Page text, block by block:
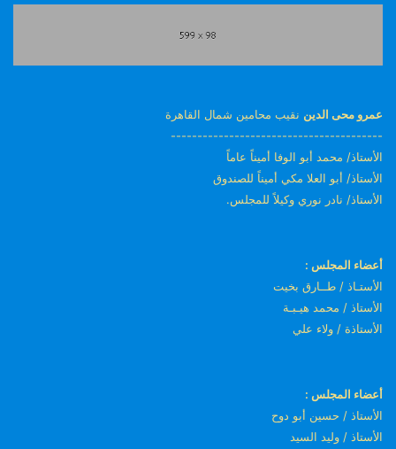
عمرو محى الدين نقيب محامين شمال القاهرة
----------------------------------------
الأستاذ/ محمد أبو الوفا أميناً عاماً
الأستاذ/ أبو العلا مكي أميناً للصندوق
الأستاذ/ نادر نوري وكيلاً للمجلس.
أعضاء المجلس :
الأستـاذ / طــارق بخيت
الأستاذ / محمد هيـبـة
الأستاذة / ولاء علي
أعضاء المجلس :
الأستاذ / حسين أبو دوح
الأستاذ / وليد السيد